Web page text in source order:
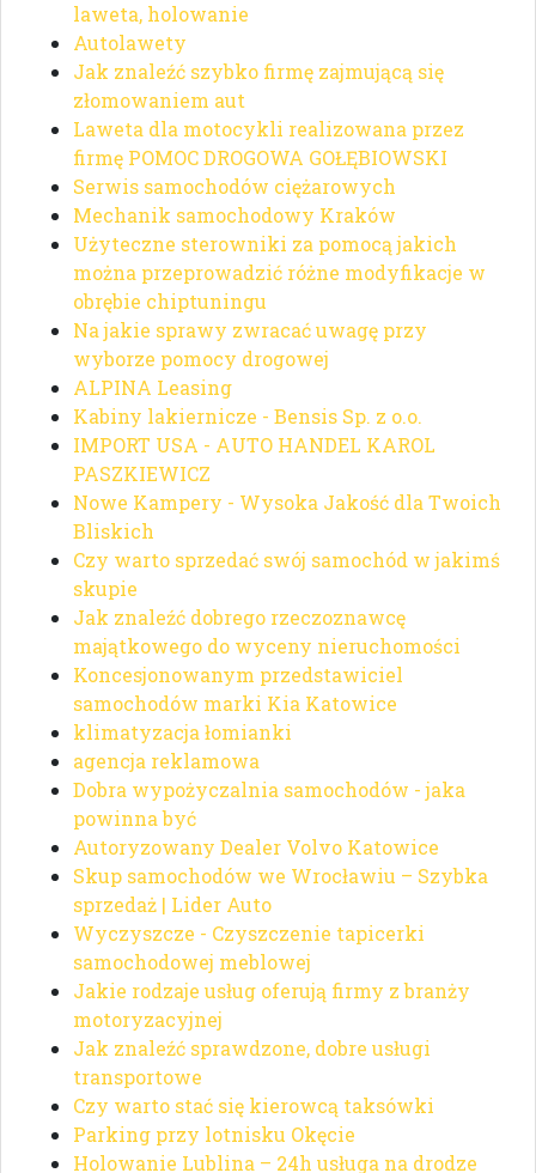
laweta, holowanie
Autolawety
Jak znaleźć szybko firmę zajmującą się
złomowaniem aut
Laweta dla motocykli realizowana przez
firmę POMOC DROGOWA GOŁĘBIOWSKI
Serwis samochodów ciężarowych
Mechanik samochodowy Kraków
Użyteczne sterowniki za pomocą jakich
można przeprowadzić różne modyfikacje w
obrębie chiptuningu
Na jakie sprawy zwracać uwagę przy
wyborze pomocy drogowej
ALPINA Leasing
Kabiny lakiernicze - Bensis Sp. z o.o.
IMPORT USA - AUTO HANDEL KAROL
PASZKIEWICZ
Nowe Kampery - Wysoka Jakość dla Twoich
Bliskich
Czy warto sprzedać swój samochód w jakimś
skupie
Jak znaleźć dobrego rzeczoznawcę
majątkowego do wyceny nieruchomości
Koncesjonowanym przedstawiciel
samochodów marki Kia Katowice
klimatyzacja łomianki
agencja reklamowa
Dobra wypożyczalnia samochodów - jaka
powinna być
Autoryzowany Dealer Volvo Katowice
Skup samochodów we Wrocławiu – Szybka
sprzedaż | Lider Auto
Wyczyszcze - Czyszczenie tapicerki
samochodowej meblowej
Jakie rodzaje usług oferują firmy z branży
motoryzacyjnej
Jak znaleźć sprawdzone, dobre usługi
transportowe
Czy warto stać się kierowcą taksówki
Parking przy lotnisku Okęcie
Holowanie Lublina – 24h usługa na drodze